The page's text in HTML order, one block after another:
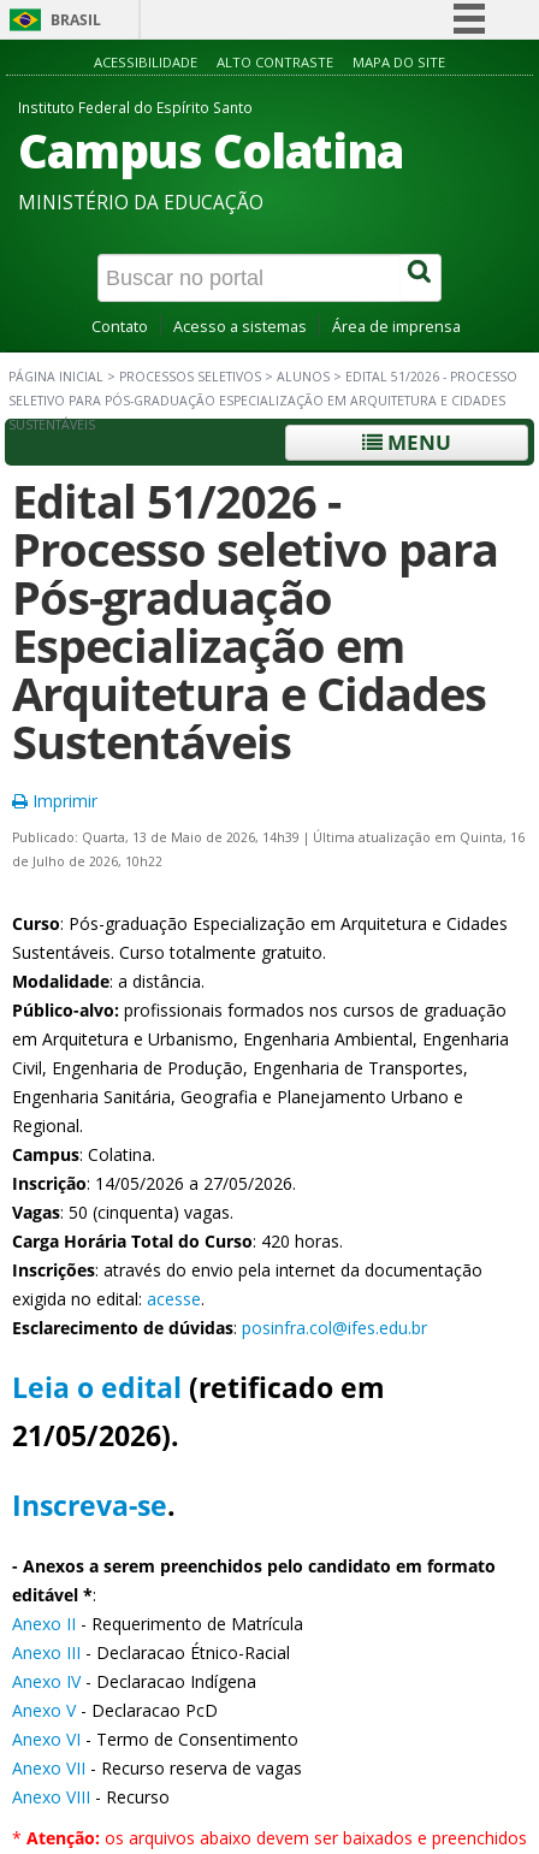
BRASIL
Simplifique!
Acesso à informação
Canais
ACESSIBILIDADE ALTO CONTRASTE MAPA DO SITE
Instituto Federal do Espírito Santo
Campus Colatina
MINISTÉRIO DA EDUCAÇÃO
Contato Acesso a sistemas Área de imprensa
PÁGINA INICIAL > PROCESSOS SELETIVOS > ALUNOS > EDITAL 51/2026 - PROCESSO
SELETIVO PARA PÓS-GRADUAÇÃO ESPECIALIZAÇÃO EM ARQUITETURA E CIDADES
SUSTENTÁVEIS
MENU
Edital 51/2026 -
Processo seletivo para
Pós-graduação
Especialização em
Arquitetura e Cidades
Sustentáveis
Imprimir
Publicado: Quarta, 13 de Maio de 2026, 14h39 | Última atualização em Quinta, 16
de Julho de 2026, 10h22
Curso: Pós-graduação Especialização em Arquitetura e Cidades
Sustentáveis. Curso totalmente gratuito.
Modalidade: a distância.
Público-alvo: profissionais formados nos cursos de graduação
em Arquitetura e Urbanismo, Engenharia Ambiental, Engenharia
Civil, Engenharia de Produção, Engenharia de Transportes,
Engenharia Sanitária, Geografia e Planejamento Urbano e
Regional.
Campus: Colatina.
Inscrição: 14/05/2026 a 27/05/2026.
Vagas: 50 (cinquenta) vagas.
Carga Horária Total do Curso: 420 horas.
Inscrições: através do envio pela internet da documentação
exigida no edital: acesse.
Esclarecimento de dúvidas: posinfra.col@ifes.edu.br
Leia o edital (retificado em
21/05/2026).
Inscreva-se.
- Anexos a serem preenchidos pelo candidato em formato
editável *:
Anexo II - Requerimento de Matrícula
Anexo III - Declaracao Étnico-Racial
Anexo IV- Declaracao Indígena
Anexo V- Declaracao PcD
Anexo VI - Termo de Consentimento
Anexo VII - Recurso reserva de vagas
Anexo VIII - Recurso
* Atenção: os arquivos abaixo devem ser baixados e preenchidos